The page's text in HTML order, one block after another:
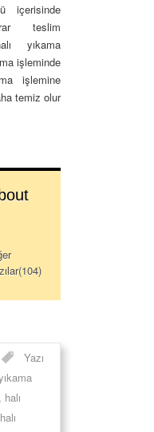
içerisinde
teslim
yıkama
işleminde
işlemine
temiz olur
Yazı
, halı